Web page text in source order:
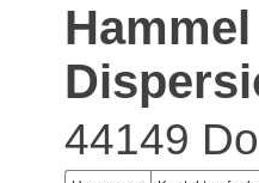
Hammel
44149